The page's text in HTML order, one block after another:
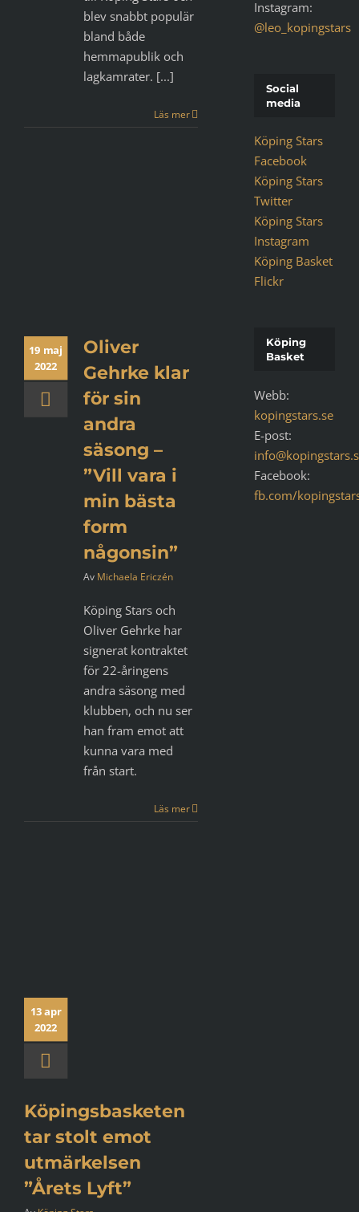
blev snabbt populär
bland både
hemmapublik och
lagkamrater. [...]
Läs mer
19 maj
2022
Oliver
Gehrke klar
för sin
andra
säsong –
”Vill vara i
min bästa
form
någonsin”
Av Michaela Ericzén
Köping Stars och
Oliver Gehrke har
signerat kontraktet
för 22-åringens
andra säsong med
klubben, och nu ser
han fram emot att
kunna vara med
från start.
Läs mer
13 apr
2022
Köpingsbasketen
tar stolt emot
utmärkelsen
”Årets Lyft”
Instagram:
@leo_kopingstars
Social
media
Köping Stars
Facebook
Köping Stars
Twitter
Köping Stars
Instagram
Köping Basket
Flickr
Köping
Basket
Webb:
kopingstars.se
E-post:
Facebook:
fb.com/